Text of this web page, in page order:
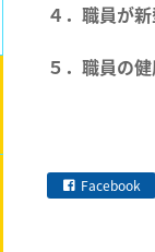
４．職員が
５．職員の
Facebook